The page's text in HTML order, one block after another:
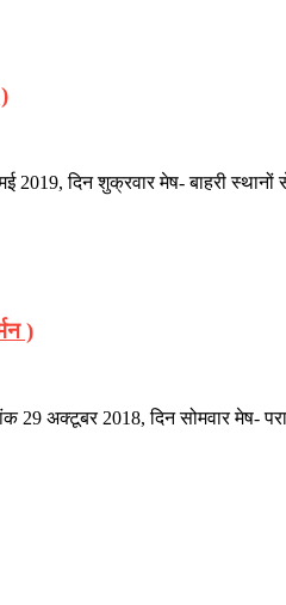
2019, दिन शुक्रवार मेष- बाहरी
)
29 अक्टूबर 2018, दिन सोमवार मेष-